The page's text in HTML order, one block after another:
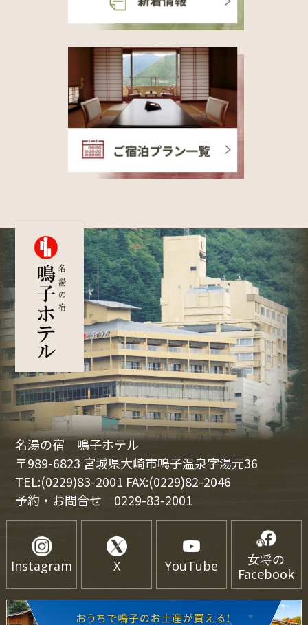
名湯の宿 鳴子ホテル
〒989-6823 宮城県大崎市鳴子温泉字湯元36
TEL:(0229)83-2001 FAX:(0229)82-2046
予約・お問合せ 0229-83-2001
Instagram X YouTube
女将の
Facebook